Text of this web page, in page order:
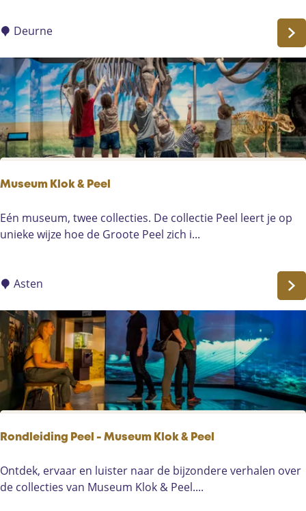
e
e
r
D
e
u
r
n
e
Deurne
Museum Klok & Peel
M
u
u
K
l
o
&
e
e
Eén museum, twee collecties. De collectie Peel leert je op
unieke wijze hoe de Groote Peel zich i...
Asten
Rondleiding Peel - Museum Klok & Peel
R
o
Ontdek, ervaar en luister naar de bijzondere verhalen over
de collecties van Museum Klok & Peel....